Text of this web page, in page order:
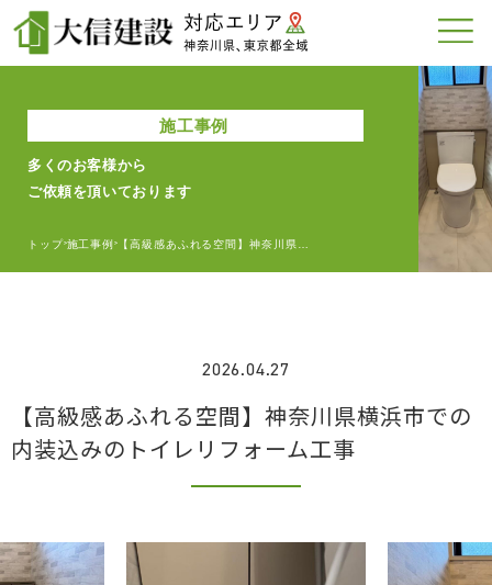
施工事例
多くのお客様から
ご依頼を頂いております
トップ>施工事例> 【高級感あふれる空間】神奈川県…
2026.04.27
【高級感あふれる空間】神奈川県横浜市での
内装込みのトイレリフォーム工事